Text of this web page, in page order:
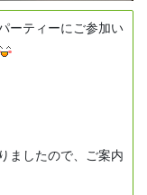
ーティーにご参加い
ましたので、ご案内